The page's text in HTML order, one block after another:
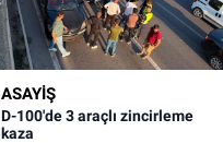
ASAYİŞ
D-100'de 3 araçlı zincirleme
kaza